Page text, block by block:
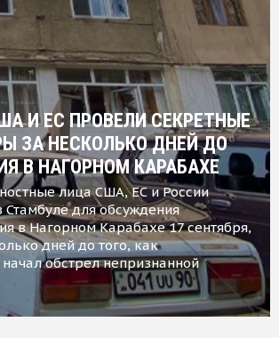
И ЕС ПРОВЕЛИ СЕКРЕТНЫЕ
ЗА НЕСКОЛЬКО ДНЕЙ ДО
В НАГОРНОМ КАРАБАХЕ
лица США, ЕС и России
Стамбуле для обсуждения
в Нагорном Карабахе 17 сентября,
дней до того, как
обстрел непризнанной